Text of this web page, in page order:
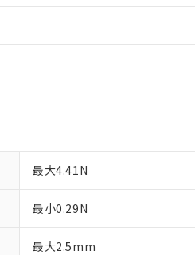
最大4.41N
最小0.29N
最大2.5mm